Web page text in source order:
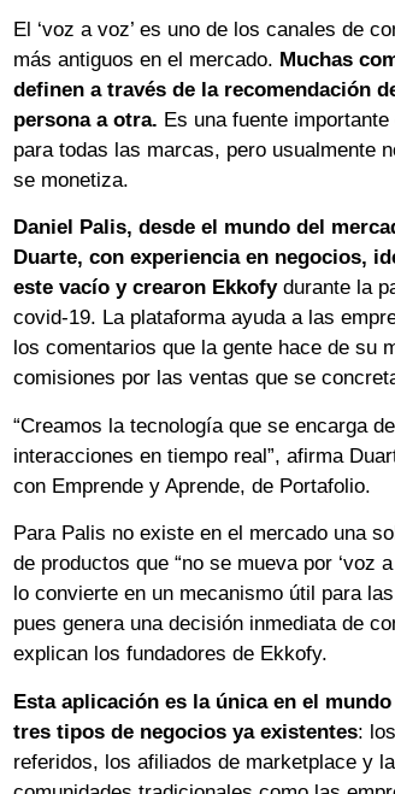
El ‘voz a voz’ es uno de los canales de
más antiguos en el mercado. Muchas
definen a través de la recomendación
persona a otra. Es una fuente importante
para todas las marcas, pero usualmente
se monetiza.
Daniel Palis, desde el mundo del
Duarte, con experiencia en negocios,
este vacío y crearon Ekkofydurante la
covid-19. La plataforma ayuda a las
los comentarios que la gente hace de su
comisiones por las ventas que se
“Creamos la tecnología que se encarga
interacciones en tiempo real”, afirma
con Emprende y Aprende, de Portafolio.
Para Palis no existe en el mercado una
de productos que “no se mueva por ‘voz a
lo convierte en un mecanismo útil para
pues genera una decisión inmediata de
explican los fundadores de Ekkofy.
Esta aplicación es la única en el
tres tipos de negocios ya existentes:
referidos, los afiliados de marketplace y